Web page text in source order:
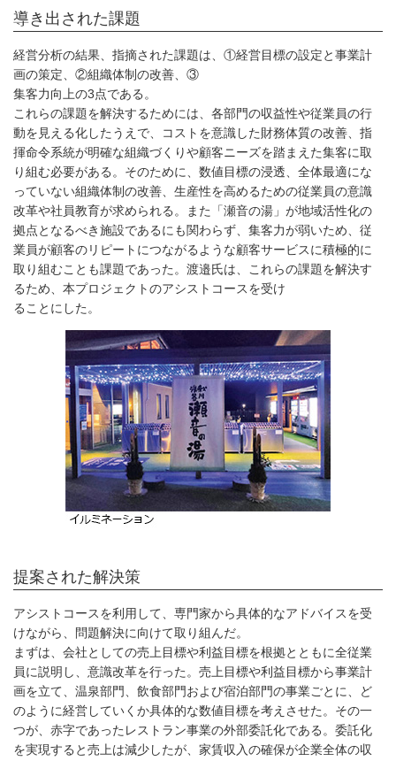
導き出された課題
経営分析の結果、指摘された課題は、①経営目標の設定と事業計
画の策定、②組織体制の改善、③
集客力向上の3点である。
これらの課題を解決するためには、各部門の収益性や従業員の行
動を見える化したうえで、コストを意識した財務体質の改善、指
揮命令系統が明確な組織づくりや顧客ニーズを踏まえた集客に取
り組む必要がある。そのために、数値目標の浸透、全体最適にな
っていない組織体制の改善、生産性を高めるための従業員の意識
改革や社員教育が求められる。また「瀬音の湯」が地域活性化の
拠点となるべき施設であるにも関わらず、集客力が弱いため、従
業員が顧客のリピートにつながるような顧客サービスに積極的に
取り組むことも課題であった。渡邉氏は、これらの課題を解決す
るため、本プロジェクトのアシストコースを受け
ることにした。
提案された解決策
アシストコースを利用して、専門家から具体的なアドバイスを受
けながら、問題解決に向けて取り組んだ。
まずは、会社としての売上目標や利益目標を根拠とともに全従業
員に説明し、意識改革を行った。売上目標や利益目標から事業計
画を立て、温泉部門、飲食部門および宿泊部門の事業ごとに、ど
のように経営していくか具体的な数値目標を考えさせた。その一
つが、赤字であったレストラン事業の外部委託化である。委託化
を実現すると売上は減少したが、家賃収入の確保が企業全体の収